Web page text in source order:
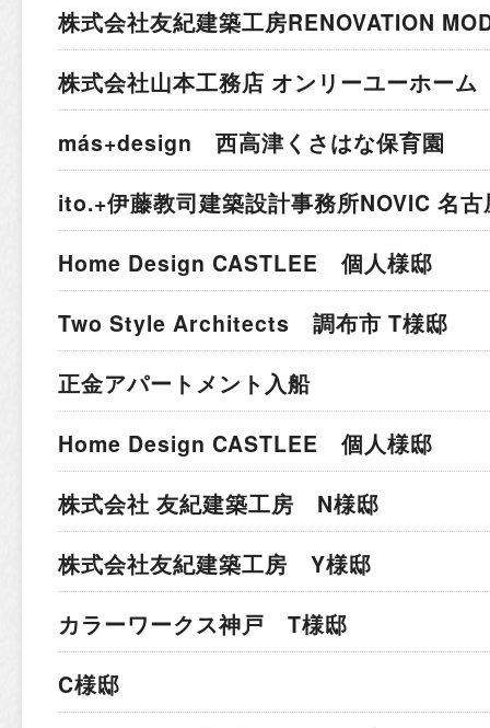
株式会社友紀建築工房RENOVATION
株式会社山本工務店 オンリーユーホー
más+design 西高津くさはな保育園
ito.+伊藤教司建築設計事務所NOVIC 名
Home Design CASTLEE 個人様邸
Two Style Architects 調布市 T様邸
正金アパートメント入船
Home Design CASTLEE 個人様邸
株式会社 友紀建築工房 N様邸
株式会社友紀建築工房 Y様邸
カラーワークス神戸 T様邸
C様邸